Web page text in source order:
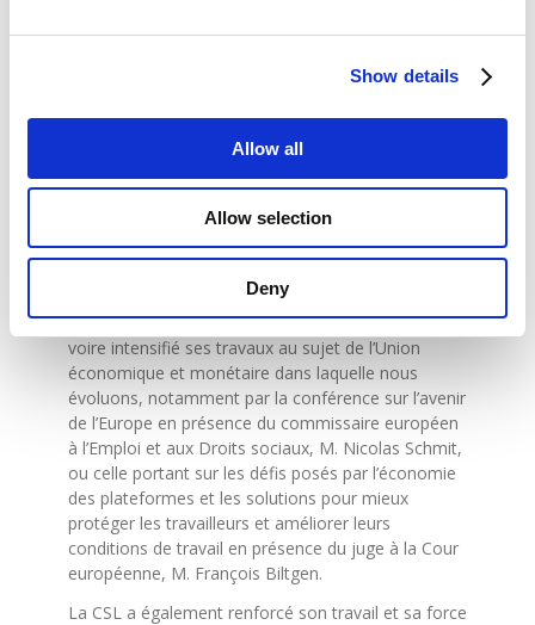
Show details
Allow all
Allow selection
Deny
La CSL a lancé cette nouvelle plateforme de
réflexion dont le but est d’alimenter le débat public
économie juste et durable par des contributions de
chercheurs et experts oeuvrant sur ces questions
La publication de l’ouvrage et l’exposition très
intitulés « Les exclus du festin », ont été initiées par
Claude Frisoni et Raymond Reuter.
Immanquablement, notre Chambre a poursuivi,
voire intensifié ses travaux au sujet de l’Union
économique et monétaire dans laquelle nous
évoluons, notamment par la conférence sur l’avenir
de l’Europe en présence du commissaire européen
à l’Emploi et aux Droits sociaux, M. Nicolas Schmit,
ou celle portant sur les défis posés par l’économie
des plateformes et les solutions pour mieux
protéger les travailleurs et améliorer leurs
conditions de travail en présence du juge à la Cour
européenne, M. François Biltgen.
La CSL a également renforcé son travail et sa force